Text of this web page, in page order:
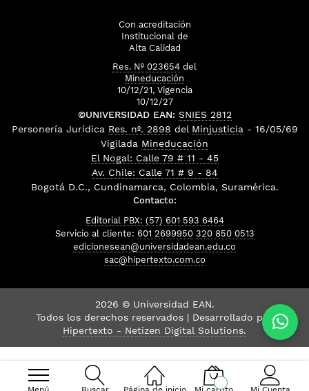
Con acreditación
Institucional de
Alta Calidad
Res. Nº 023654 del
Mineducación
10/12/21, Vigencia
10/12/27
©UNIVERSIDAD EAN: SNIES 2812
Personería Jurídica Res. nº. 2898 del Minjusticia - 16/05/69
Vigilada Mineducación
El Nogal: Calle 79 # 11 - 45
Av. Chile: Calle 71 # 9 - 84
Bogotá D.C., Cundinamarca, Colombia, Suramérica.
Contacto:
Editorial PBX: (57) 601 593 6464
Servicio al cliente: 601 2699950 320 850 0513
edicionesean@universidadean.edu.co
sac@hipertexto.com.co
2026 © Universidad EAN.
Todos los derechos reservados | Desarrollado por
Hipertexto - Netizen Digital Solutions.